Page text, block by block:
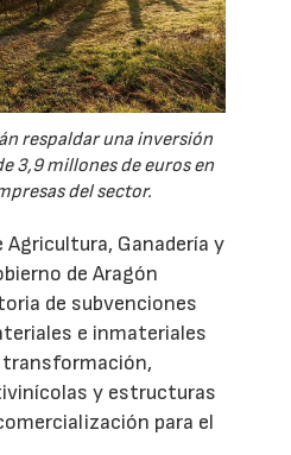
respaldar una inversión
3,9 millones de euros en
del sector.
Ganadería y
de Aragón
de subvenciones
e inmateriales
y estructuras
para el